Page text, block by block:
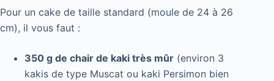
Pour un cake de taille standard (moule de 24 à 26
cm), il vous faut :
350 g de chair de kaki très mûr (environ 3
kakis de type Muscat ou kaki Persimon bien